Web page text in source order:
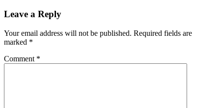
Leave a Reply
Your email address will not be published. Required fields are
marked *
Comment *